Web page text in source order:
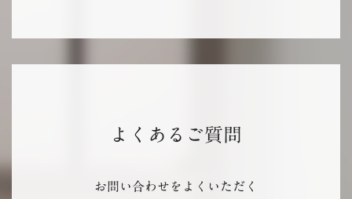
よくあるご質問
お問い合わせをよくいただく